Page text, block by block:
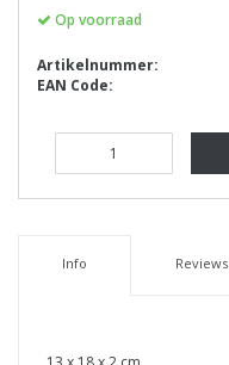
Op voorraad
Artikelnummer:
EAN Code:
Info Reviews